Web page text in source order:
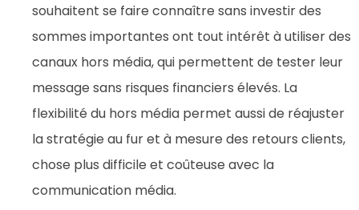
souhaitent se faire connaître sans investir des
sommes importantes ont tout intérêt à utiliser des
canaux hors média, qui permettent de tester leur
message sans risques financiers élevés. La
flexibilité du hors média permet aussi de réajuster
la stratégie au fur et à mesure des retours clients,
chose plus difficile et coûteuse avec la
communication média.